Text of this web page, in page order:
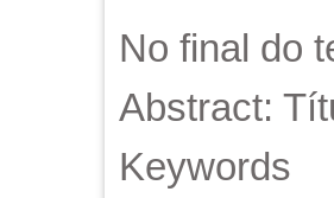
No final do
Abstract:
Keywords